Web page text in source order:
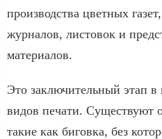
производства цветных
журналов, листовок и
материалов.
Это заключительный этап в
видов печати. Существуют
такие как биговка, без